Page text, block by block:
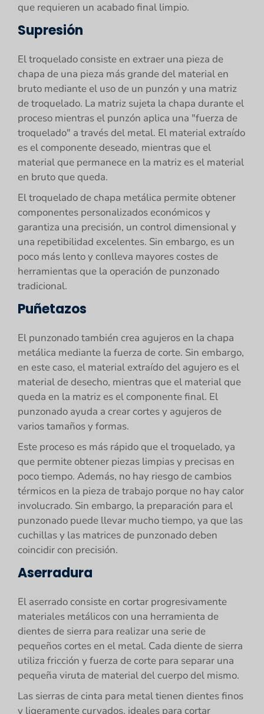
que requieren un acabado final limpio.
Supresión
El troquelado consiste en extraer una pieza de
chapa de una pieza más grande del material en
bruto mediante el uso de un punzón y una matriz
de troquelado. La matriz sujeta la chapa durante el
proceso mientras el punzón aplica una "fuerza de
troquelado" a través del metal. El material extraído
es el componente deseado, mientras que el
material que permanece en la matriz es el material
en bruto que queda.
El troquelado de chapa metálica permite obtener
componentes personalizados económicos y
garantiza una precisión, un control dimensional y
una repetibilidad excelentes. Sin embargo, es un
poco más lento y conlleva mayores costes de
herramientas que la operación de punzonado
tradicional.
Puñetazos
El punzonado también crea agujeros en la chapa
metálica mediante la fuerza de corte. Sin embargo,
en este caso, el material extraído del agujero es el
material de desecho, mientras que el material que
queda en la matriz es el componente final. El
punzonado ayuda a crear cortes y agujeros de
varios tamaños y formas.
Este proceso es más rápido que el troquelado, ya
que permite obtener piezas limpias y precisas en
poco tiempo. Además, no hay riesgo de cambios
térmicos en la pieza de trabajo porque no hay calor
involucrado. Sin embargo, la preparación para el
punzonado puede llevar mucho tiempo, ya que las
cuchillas y las matrices de punzonado deben
coincidir con precisión.
Aserradura
El aserrado consiste en cortar progresivamente
materiales metálicos con una herramienta de
dientes de sierra para realizar una serie de
pequeños cortes en el metal. Cada diente de sierra
utiliza fricción y fuerza de corte para separar una
pequeña viruta de material del cuerpo del mismo.
Las sierras de cinta para metal tienen dientes finos
y ligeramente curvados, ideales para cortar